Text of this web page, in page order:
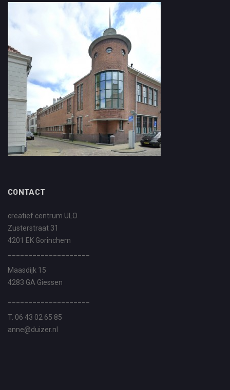
CONTACT
creatief centrum ULO
Zusterstraat 31
4201 EK Gorinchem
Maasdijk 15
4283 GA Giessen
T. 06 43 02 65 85
anne@duizer.nl